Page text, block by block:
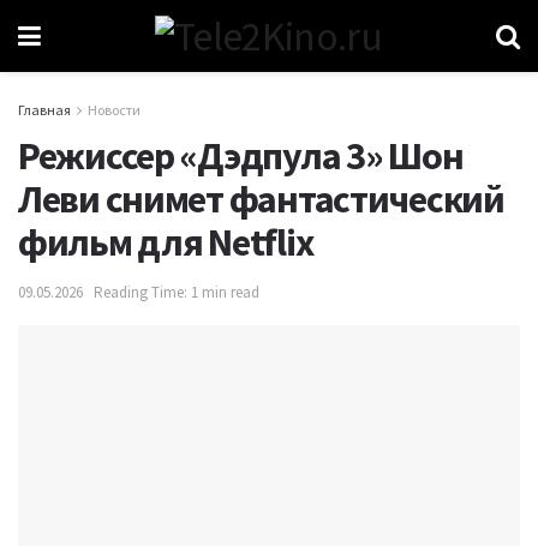
Главная Новости
Режиссер «Дэдпула 3» Шон
Леви cнимет фантастический
фильм для Netflix
09.05.2026 Reading Time: 1 min read